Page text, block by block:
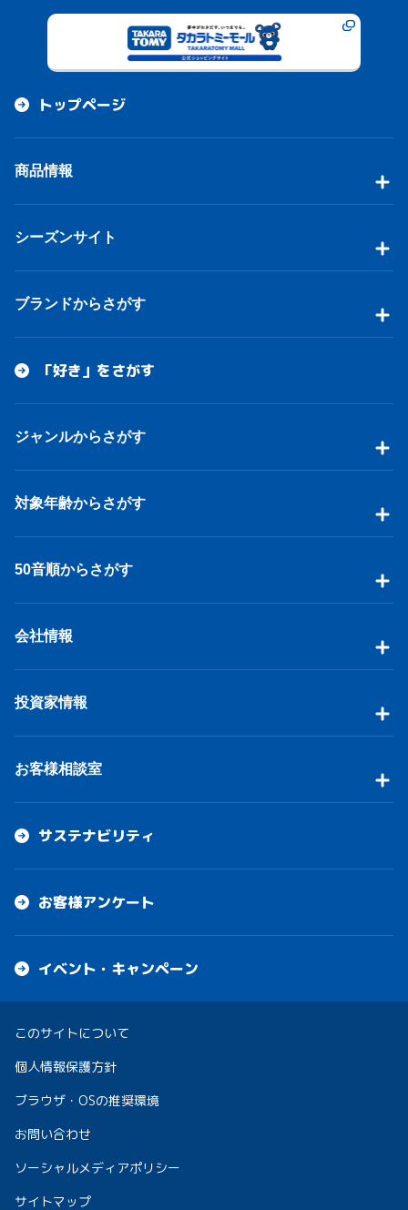
トップページ
商品情報
シーズンサイト
ブランドからさがす
「好き」をさがす
ジャンルからさがす
対象年齢からさがす
50音順からさがす
会社情報
投資家情報
お客様相談室
サステナビリティ
お客様アンケート
イベント・キャンペーン
このサイトについて
個人情報保護方針
ブラウザ・OSの推奨環境
お問い合わせ
ソーシャルメディアポリシー
サイトマップ